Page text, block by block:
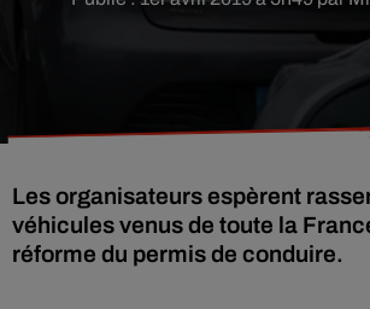
Les organisateurs espèrent
véhicules venus de toute la
réforme du permis de conduire.